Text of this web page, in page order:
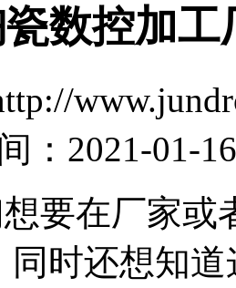
数控加工
：2021-01-16
要在厂家或
同时还想知